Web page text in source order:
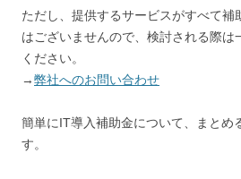
ただし、提供するサービスがすべて補
はございませんので、検討される際は
ください。
→弊社へのお問い合わせ
簡単にIT導入補助金について、まとめ
す。